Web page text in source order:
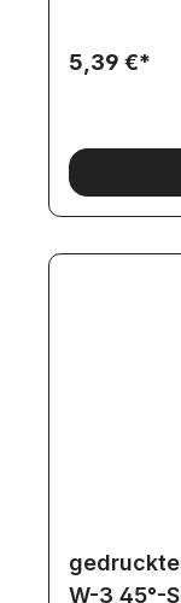
usw.Auf
Größen
5,39 €*
W-3 45°-